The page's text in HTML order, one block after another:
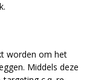
worden om het
Middels deze